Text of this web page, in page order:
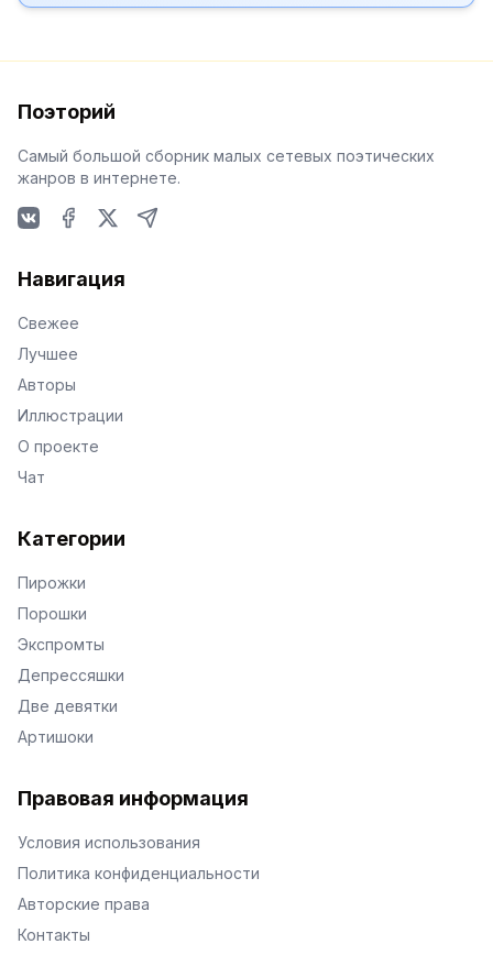
Поэторий
Самый большой сборник малых сетевых поэтических
жанров в интернете.
Навигация
Свежее
Лучшее
Авторы
Иллюстрации
О проекте
Чат
Категории
Пирожки
Порошки
Экспромты
Депрессяшки
Две девятки
Артишоки
Правовая информация
Условия использования
Политика конфиденциальности
Авторские права
Контакты